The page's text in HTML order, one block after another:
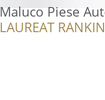
Maluco Piese
LAUREAT